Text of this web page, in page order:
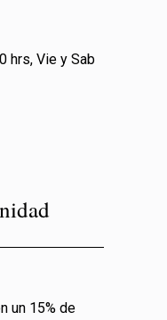
hrs, Vie y Sab
un 15% de